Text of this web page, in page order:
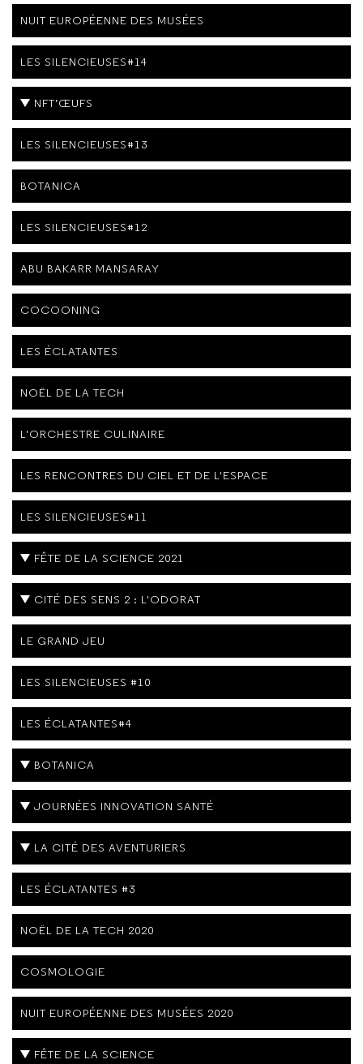
NUIT EUROPÉENNE DES MUSÉES
LES SILENCIEUSES#14
NFT’ŒUFS
LES SILENCIEUSES#13
BOTANICA
LES SILENCIEUSES#12
ABU BAKARR MANSARAY
COCOONING
LES ÉCLATANTES
NOËL DE LA TECH
L'ORCHESTRE CULINAIRE
LES RENCONTRES DU CIEL ET DE L'ESPACE
LES SILENCIEUSES#11
FÊTE DE LA SCIENCE 2021
CITÉ DES SENS 2 : L'ODORAT
LE GRAND JEU
LES SILENCIEUSES #10
LES ÉCLATANTES#4
BOTANICA
JOURNÉES INNOVATION SANTÉ
LA CITÉ DES AVENTURIERS
LES ÉCLATANTES #3
NOËL DE LA TECH 2020
COSMOLOGIE
NUIT EUROPÉENNE DES MUSÉES 2020
FÊTE DE LA SCIENCE